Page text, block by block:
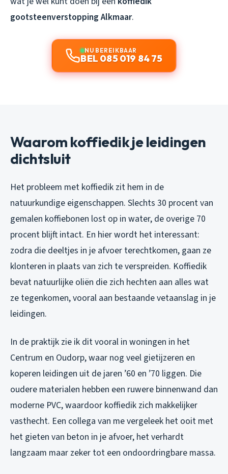
gootsteenverstopping Alkmaar.
NU BEREIKBAAR
BEL 085 019 84 75
Waarom koffiedik je leidingen
dichtsluit
Het probleem met koffiedik zit hem in de
natuurkundige eigenschappen. Slechts 30 procent van
gemalen koffiebonen lost op in water, de overige 70
procent blijft intact. En hier wordt het interessant:
zodra die deeltjes in je afvoer terechtkomen, gaan ze
klonteren in plaats van zich te verspreiden. Koffiedik
bevat natuurlijke oliën die zich hechten aan alles wat
ze tegenkomen, vooral aan bestaande vetaanslag in je
leidingen.
In de praktijk zie ik dit vooral in woningen in het
Centrum en Oudorp, waar nog veel gietijzeren en
koperen leidingen uit de jaren ’60 en ’70 liggen. Die
oudere materialen hebben een ruwere binnenwand dan
moderne PVC, waardoor koffiedik zich makkelijker
vasthecht. Een collega van me vergeleek het ooit met
het gieten van beton in je afvoer, het verhardt
langzaam maar zeker tot een ondoordringbare massa.